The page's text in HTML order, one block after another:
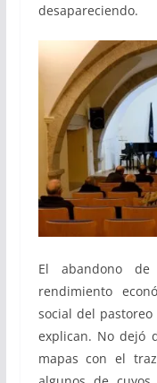
desapareciendo.
El abandono
rendimiento
social del
explican. No dejó
mapas con el